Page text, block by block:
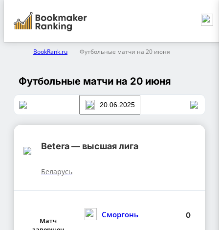
BookRank.ru Футбольные матчи на 20 июня
Футбольные матчи на 20 июня
Betera — высшая лига
Беларусь
Матч
Сморгонь 0